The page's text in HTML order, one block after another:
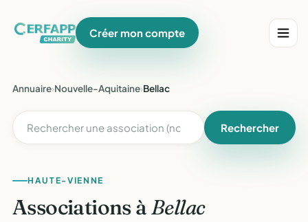
Créer mon compte
Annuaire›Nouvelle-Aquitaine›Bellac
Rechercher
HAUTE-VIENNE
Associations àBellac